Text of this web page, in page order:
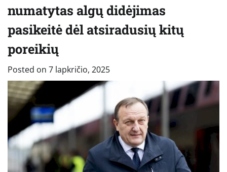
numatytas algų didėjimas
pasikeitė dėl atsiradusių kitų
poreikių
Posted on 7 lapkričio, 2025